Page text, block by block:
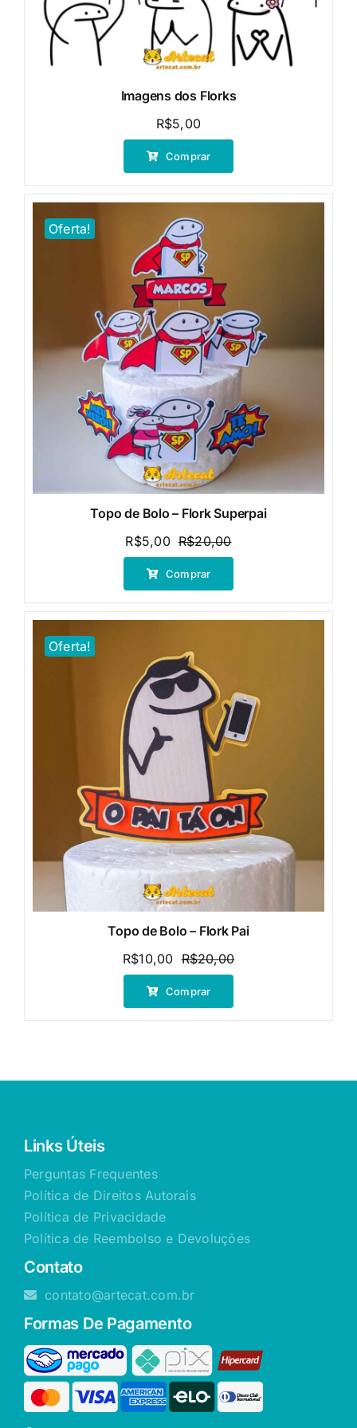
Imagens dos Florks
R$5,00
Comprar
Oferta!
Topo de Bolo – Flork Superpai
R$20,00O
preço
era:
R$5,00
O
preço
é:
Comprar
Oferta!
Topo de Bolo – Flork Pai
R$20,00O
preço
R$10,00
O
preço
Comprar
Links Úteis
Perguntas Frequentes
Política de Direitos Autorais
Política de Privacidade
Política de Reembolso e Devoluções
Contato
contato@artecat.com.br
Formas De Pagamento